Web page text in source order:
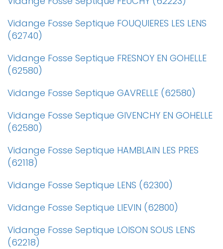
Vidange Fosse Septique FOUQUIERES LES LENS
(62740)
Vidange Fosse Septique FRESNOY EN GOHELLE
(62580)
Vidange Fosse Septique GAVRELLE (62580)
Vidange Fosse Septique GIVENCHY EN GOHELLE
(62580)
Vidange Fosse Septique HAMBLAIN LES PRES
(62118)
Vidange Fosse Septique LENS (62300)
Vidange Fosse Septique LIEVIN (62800)
Vidange Fosse Septique LOISON SOUS LENS
(62218)